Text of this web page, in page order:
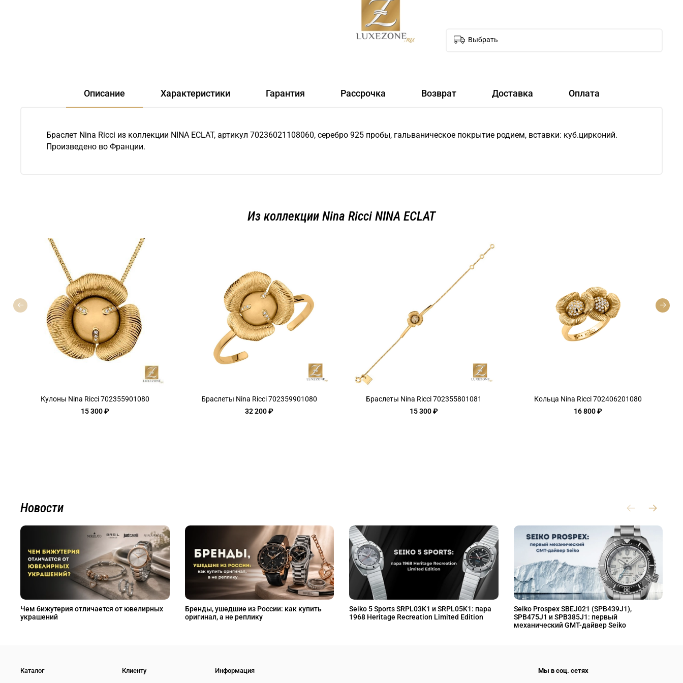
Выбрать
Описание Характеристики Гарантия Рассрочка Возврат Доставка Оплата
Браслет Nina Ricci из коллекции NINA ECLAT, артикул 70236021108060, серебро 925 пробы, гальваническое покрытие родием, вставки: куб.цирконий.
Произведено во Франции.
Из коллекции Nina Ricci NINA ECLAT
Кулоны Nina Ricci 702355901080
15 300 ₽
Браслеты Nina Ricci 702359901080
32 200 ₽
Браслеты Nina Ricci 702355801081
15 300 ₽
Кольца Nina Ricci 702406201080
16 800 ₽
Новости
Чем бижутерия отличается от ювелирных
украшений
Бренды, ушедшие из России: как купить
оригинал, а не реплику
Seiko 5 Sports SRPL03K1 и SRPL05K1: пара
1968 Heritage Recreation Limited Edition
Seiko Prospex SBEJ021 (SPB439J1),
SPB475J1 и SPB385J1: первый
механический GMT-дайвер Seiko
Каталог Клиенту Информация Мы в соц. сетях